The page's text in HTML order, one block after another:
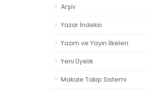
Arşiv
Yazar İndeksi
Yazım ve Yayın İlkeleri
Yeni Üyelik
Makale Takip Sistemi